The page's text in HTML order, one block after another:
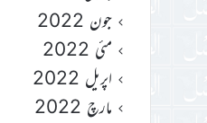
جون 2022
مئی 2022
اپریل 2022
مارچ 2022